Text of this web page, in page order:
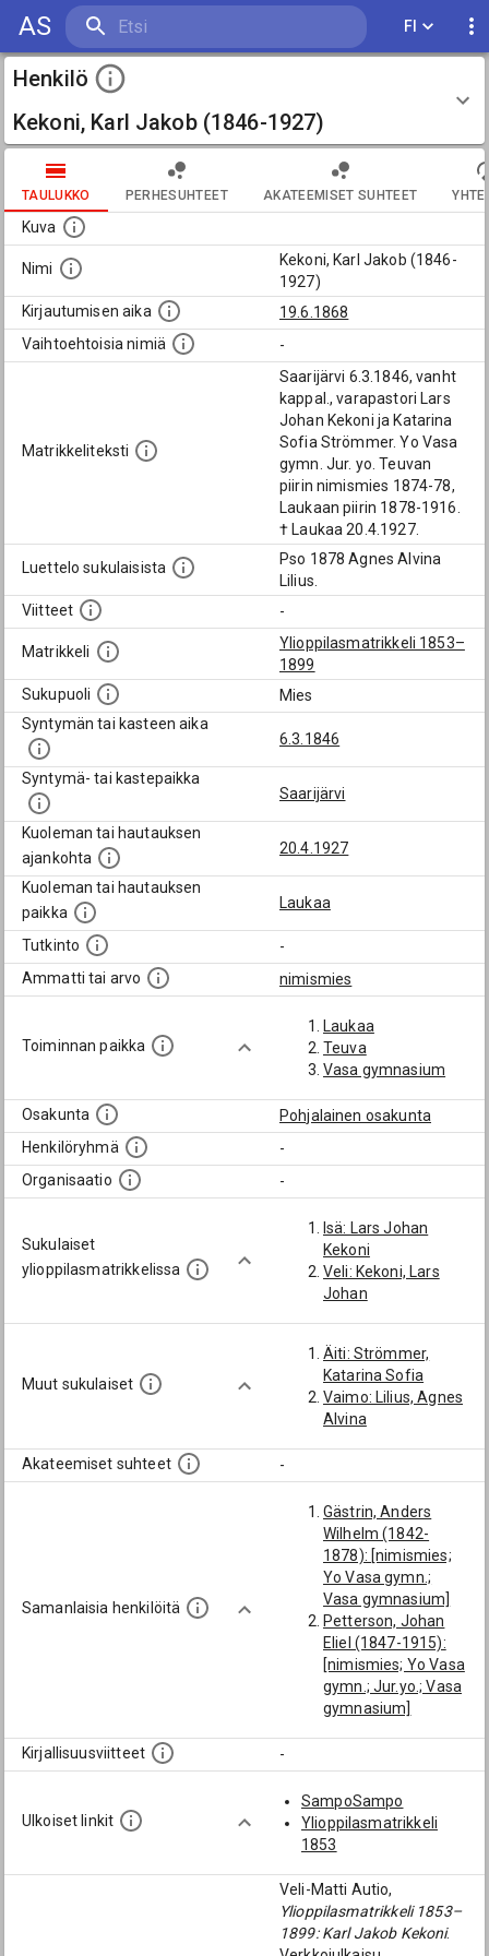
AS FI
Henkilö
Kekoni, Karl Jakob (1846-1927)
TAULUKKO PERHESUHTEET AKATEEMISET SUHTEET
Kuva
Nimi
Kekoni, Karl Jakob (1846-
1927)
Kirjautumisen aika
19.6.1868
Vaihtoehtoisia nimiä
-
Matrikkeliteksti
Saarijärvi 6.3.1846, vanht
kappal., varapastori Lars
Johan Kekoni ja Katarina
Sofia Strömmer. Yo Vasa
gymn. Jur. yo. Teuvan
piirin nimismies 1874-78,
Laukaan piirin 1878-1916.
† Laukaa 20.4.1927.
Luettelo sukulaisista
Pso 1878 Agnes Alvina
Lilius.
Viitteet
-
Matrikkeli
Ylioppilasmatrikkeli 1853–
1899
Sukupuoli
Mies
Syntymän tai kasteen aika
6.3.1846
Syntymä- tai kastepaikka
Saarijärvi
Kuoleman tai hautauksen
ajankohta
20.4.1927
Kuoleman tai hautauksen
paikka
Laukaa
Tutkinto
-
Ammatti tai arvo
nimismies
Toiminnan paikka
Laukaa
Teuva
Vasa gymnasium
Osakunta
Pohjalainen osakunta
Henkilöryhmä
-
Organisaatio
-
Sukulaiset
ylioppilasmatrikkelissa
Isä: Lars Johan
Kekoni
Veli: Kekoni, Lars
Johan
Muut sukulaiset
Äiti: Strömmer,
Katarina Sofia
Vaimo: Lilius, Agnes
Alvina
Akateemiset suhteet -
Samanlaisia henkilöitä
Gästrin, Anders
Wilhelm (1842-
1878): [nimismies;
Yo Vasa gymn.;
Vasa gymnasium]
Petterson, Johan
Eliel (1847-1915):
[nimismies; Yo Vasa
gymn.; Jur.yo.; Vasa
gymnasium]
[Yo Vasa gymn.;
Jur.yo.; Teuva; Vasa
gymnasium]
Bergström, Carl
[nimismies; Yo Vasa
gymn.; Vasa
gymnasium]
Odenwall, Karl
Kirjallisuusviitteet -
Ulkoiset linkit
SampoSampo
Ylioppilasmatrikkeli
1853
Veli-Matti Autio,
Ylioppilasmatrikkeli 1853–
1899: Karl Jakob Kekoni.